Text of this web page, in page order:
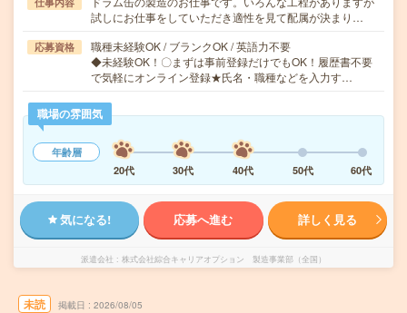
試しにお仕事をしていただき適性を見て配属が決まり…
応募資格
職種未経験OK / ブランクOK / 英語力不要
◆未経験OK！〇まずは事前登録だけでもOK！履歴書不要
で気軽にオンライン登録★氏名・職種などを入力す…
職場の雰囲気
年齢層
20代
30代 40代 50代 60代
気になる! 応募へ進む 詳しく見る
派遣会社 株式会社綜合キャリアオプション 製造事業部（全国）
未読 掲載日 2026/08/05